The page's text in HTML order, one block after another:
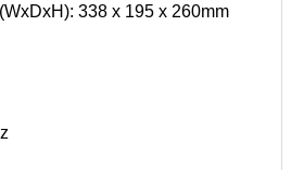
338 x 195 x 260mm